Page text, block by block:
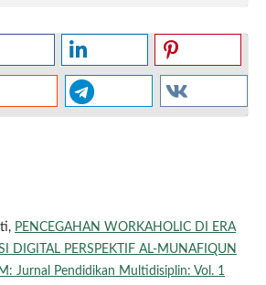
PENCEGAHAN WORKAHOLIC DI ERA
DIGITAL PERSPEKTIF AL-MUNAFIQUN
Jurnal Pendidikan Multidisiplin: Vol. 1